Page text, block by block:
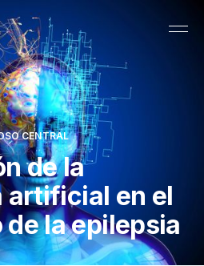
CENTRAL
de la
artificial en el
la epilepsia